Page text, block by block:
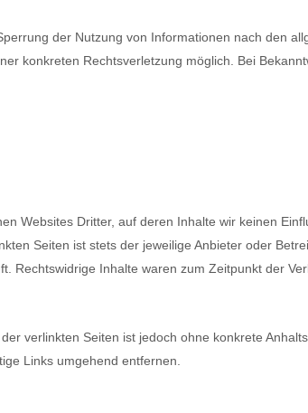
der Nutzung von Informationen nach den
konkreten Rechtsverletzung möglich. Bei
Websites Dritter, auf deren Inhalte wir keinen
Seiten ist stets der jeweilige Anbieter oder
Rechtswidrige Inhalte waren zum Zeitpunkt der
verlinkten Seiten ist jedoch ohne konkrete
Links umgehend entfernen.